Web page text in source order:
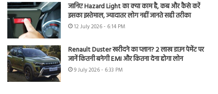
जानिए Hazard Light का क्या काम है, कब और कैसे करें
इसका इस्तेमाल, ज्यादातर लोग नहीं जानते सही तरीका
12 July 2026 - 6:14 PM
Renault Duster खरीदने का प्लान? 2 लाख डाउन पेमेंट पर
जानें कितनी बनेगी EMI और कितना देना होगा लोन
9 July 2026 - 6:33 PM